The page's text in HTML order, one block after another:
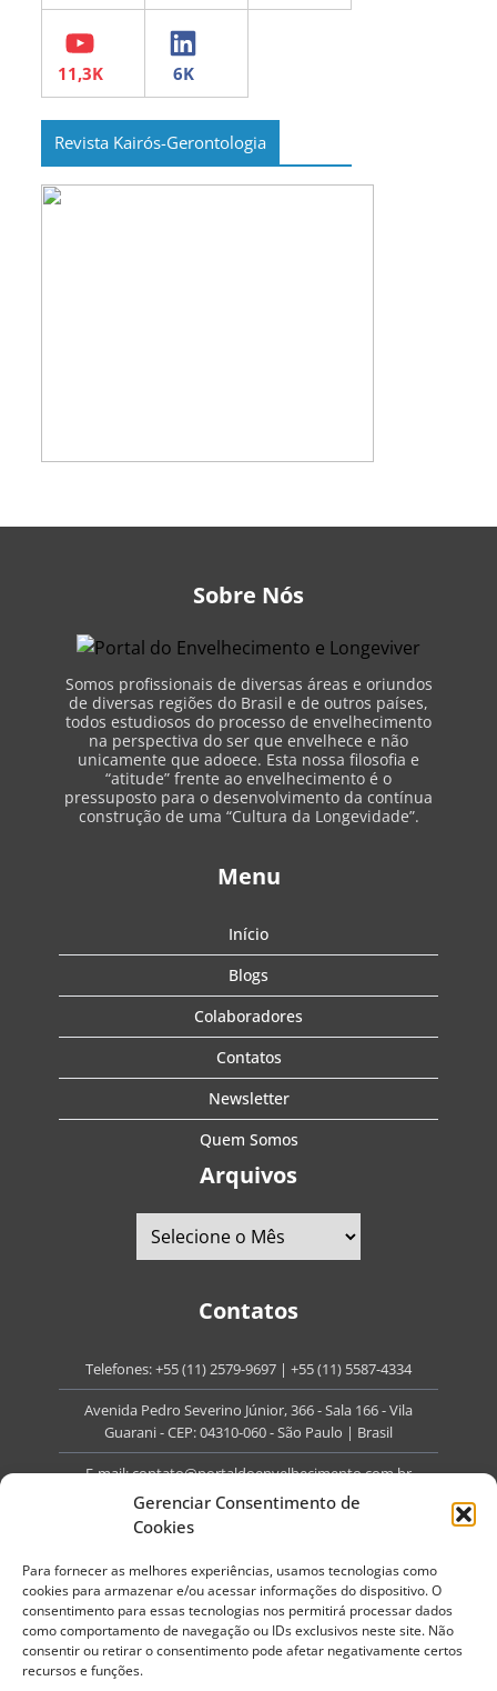
Gerenciar Consentimento de
Cookies
Para fornecer as melhores experiências, usamos tecnologias como
cookies para armazenar e/ou acessar informações do dispositivo. O
consentimento para essas tecnologias nos permitirá processar dados
como comportamento de navegação ou IDs exclusivos neste site. Não
consentir ou retirar o consentimento pode afetar negativamente certos
recursos e funções.
YouTube LinkedIn
Revista Kairós-Gerontologia
Sobre Nós
Somos profissionais de diversas áreas e oriundos
de diversas regiões do Brasil e de outros países,
todos estudiosos do processo de envelhecimento
na perspectiva do ser que envelhece e não
unicamente que adoece. Esta nossa filosofia e
“atitude” frente ao envelhecimento é o
pressuposto para o desenvolvimento da contínua
construção de uma “Cultura da Longevidade”.
Menu
Início
Blogs
Colaboradores
Contatos
Newsletter
Quem Somos
Arquivos
Contatos
Telefones:+55 (11) 2579-9697 | +55 (11) 5587-4334
Avenida Pedro Severino Júnior, 366 - Sala 166 - Vila
Guarani - CEP: 04310-060 - São Paulo | Brasil
E-mail:contato@portaldoenvelhecimento.com.br
Website:portaldoenvelhecimento.com.br